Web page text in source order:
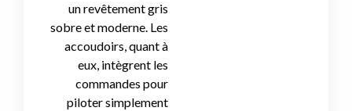
un revêtement gris
sobre et moderne. Les
accoudoirs, quant à
eux, intègrent les
commandes pour
piloter simplement